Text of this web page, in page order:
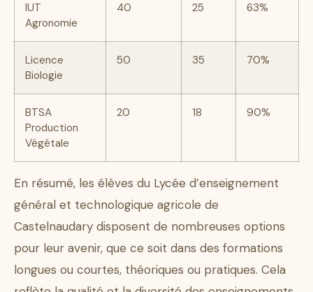
IUT
Agronomie
40 25 63%
Licence
Biologie
50 35 70%
BTSA
Production
Végétale
20 18 90%
En résumé, les élèves du Lycée d’enseignement
général et technologique agricole de
Castelnaudary disposent de nombreuses options
pour leur avenir, que ce soit dans des formations
longues ou courtes, théoriques ou pratiques. Cela